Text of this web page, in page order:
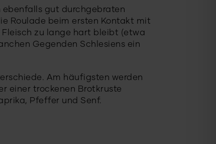
ebenfalls gut durchgebraten
Roulade beim ersten Kontakt mit
zu lange hart bleibt (etwa
Gegenden Schlesiens ein
Am häufigsten werden
einer trockenen Brotkruste
Pfeffer und Senf.